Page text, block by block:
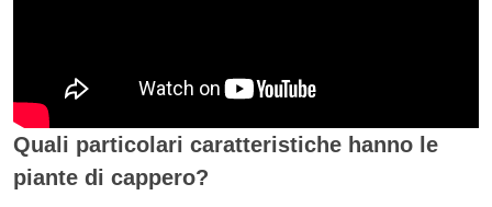
Quali particolari caratteristiche hanno le
piante di cappero?